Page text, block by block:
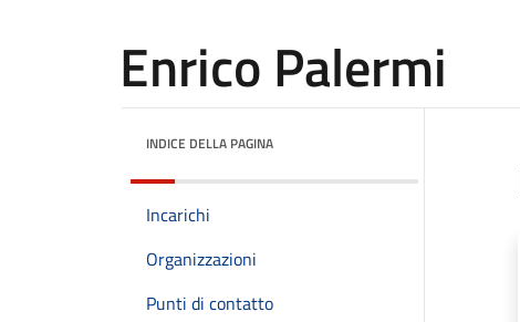
Enrico Palermi
INDICE DELLA PAGINA
Incarichi
Organizzazioni
Punti di contatto